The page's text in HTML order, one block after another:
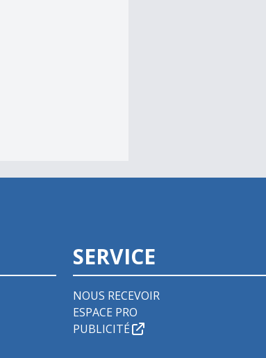
SERVICE
NOUS RECEVOIR
ESPACE PRO
PUBLICITÉ